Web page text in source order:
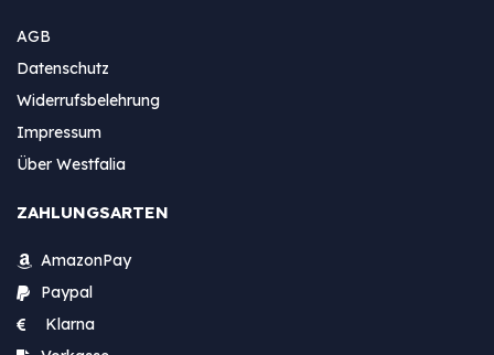
AGB
Datenschutz
Widerrufsbelehrung
Impressum
Über Westfalia
ZAHLUNGSARTEN
AmazonPay
Paypal
Klarna